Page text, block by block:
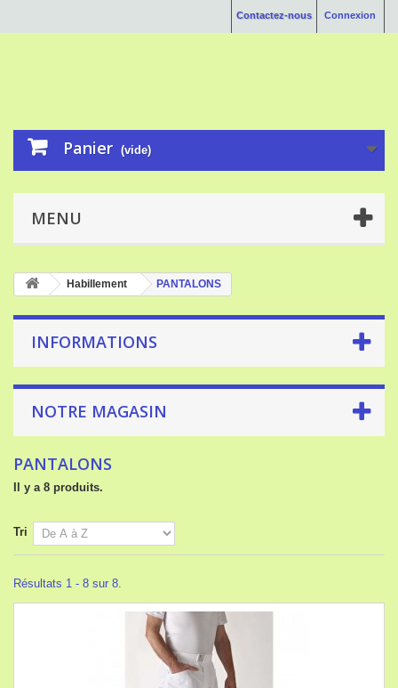
Connexion
Contactez-nous
Panier (vide)
MENU
Habillement PANTALONS
INFORMATIONS
NOTRE MAGASIN
PANTALONS
Il y a 8 produits.
Tri
Résultats 1 - 8 sur 8.